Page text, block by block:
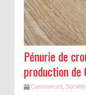
Pénurie de
production de
Commerces Société